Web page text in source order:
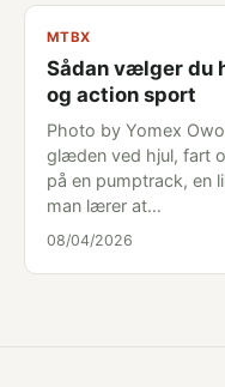
MTBX
Sådan vælger du
og action sport
Photo by Yomex
glæden ved hjul, fart
på en pumptrack, en
man lærer at…
08/04/2026